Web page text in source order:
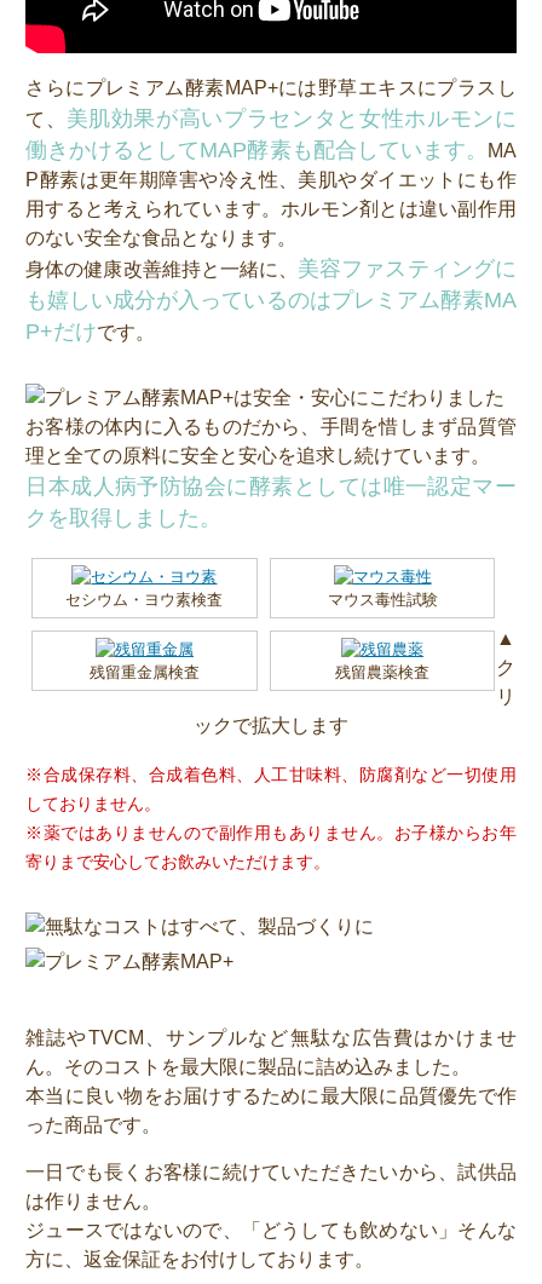
さらにプレミアム酵素MAP+には野草エキスにプラスし
て、 美肌効果が高いプラセンタと女性ホルモンに
働きかけるとしてMAP酵素も配合しています。
MA
P酵素は更年期障害や冷え性、美肌やダイエットにも作
用すると考えられています。ホルモン剤とは違い副作用
のない安全な食品となります。
身体の健康改善維持と一緒に、 美容ファスティングに
も嬉しい成分が入っているのはプレミアム酵素MA
P+だけです。
お客様の体内に入るものだから、手間を惜しまず品質管
理と全ての原料に安全と安心を追求し続けています。
日本成人病予防協会に酵素としては唯一認定マー
クを取得しました。
セシウム・ヨウ素検査 マウス毒性試験
残留重金属検査 残留農薬検査
▲
ク
リ
ックで拡大します
※合成保存料、合成着色料、人工甘味料、防腐剤など一切使用
しておりません。
※薬ではありませんので副作用もありません。お子様からお年
寄りまで安心してお飲みいただけます。
雑誌やTVCM、サンプルなど無駄な広告費はかけませ
ん。そのコストを最大限に製品に詰め込みました。
本当に良い物をお届けするために最大限に品質優先で作
った商品です。
一日でも長くお客様に続けていただきたいから、試供品
は作りません。
ジュースではないので、「どうしても飲めない」そんな
方に、返金保証をお付けしております。